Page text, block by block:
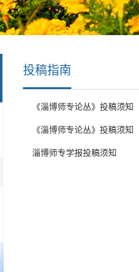
投稿指南
《淄博师专论丛》投稿须知
《淄博师专论丛》投稿须知
淄博师专学报投稿须知